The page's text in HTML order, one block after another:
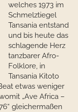
welches 1973 im
Schmelztiegel
Tansania entstand
und bis heute das
schlagende Herz
tanzbarer Afro-
Folklore, in
Tansania Kitoto
etwas weniger
„Ave Africa –
gleichermaßen